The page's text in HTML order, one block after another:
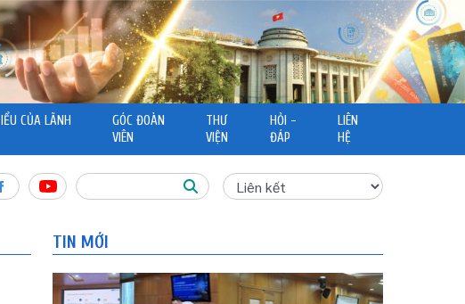
CỦA LÃNH
GÓC ĐOÀN
VIÊN
THƯ
VIỆN
HỎI -
ĐÁP
LIÊN
HỆ
TIN MỚI